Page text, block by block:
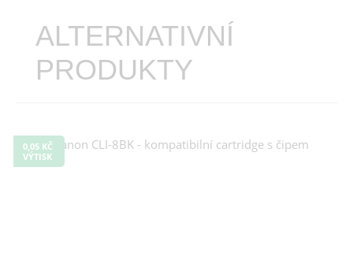
ALTERNATIVNÍ
PRODUKTY
0,05 KČ
VÝTISK